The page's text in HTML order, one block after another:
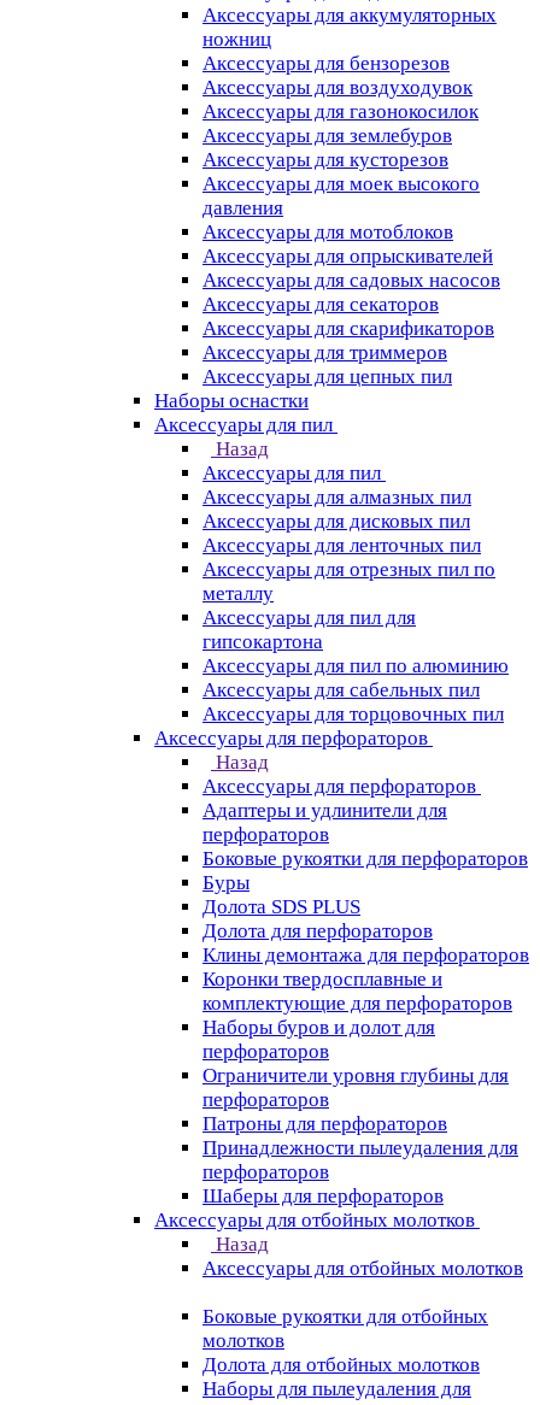
Аксессуары для аккумуляторных
ножниц
Аксессуары для бензорезов
Аксессуары для воздуходувок
Аксессуары для газонокосилок
Аксессуары для землебуров
Аксессуары для кусторезов
Аксессуары для моек высокого
давления
Аксессуары для мотоблоков
Аксессуары для опрыскивателей
Аксессуары для садовых насосов
Аксессуары для секаторов
Аксессуары для скарификаторов
Аксессуары для триммеров
Аксессуары для цепных пил
Наборы оснастки
Аксессуары для пил
Назад
Аксессуары для пил
Аксессуары для алмазных пил
Аксессуары для дисковых пил
Аксессуары для ленточных пил
Аксессуары для отрезных пил по
металлу
Аксессуары для пил для
гипсокартона
Аксессуары для пил по алюминию
Аксессуары для сабельных пил
Аксессуары для торцовочных пил
Аксессуары для перфораторов
Назад
Аксессуары для перфораторов
Адаптеры и удлинители для
перфораторов
Боковые рукоятки для перфораторов
Буры
Долота SDS PLUS
Долота для перфораторов
Клины демонтажа для перфораторов
Коронки твердосплавные и
комплектующие для перфораторов
Наборы буров и долот для
перфораторов
Ограничители уровня глубины для
перфораторов
Патроны для перфораторов
Принадлежности пылеудаления для
перфораторов
Шаберы для перфораторов
Аксессуары для отбойных молотков
Назад
Аксессуары для отбойных молотков
Боковые рукоятки для отбойных
молотков
Долота для отбойных молотков
Наборы для пылеудаления для